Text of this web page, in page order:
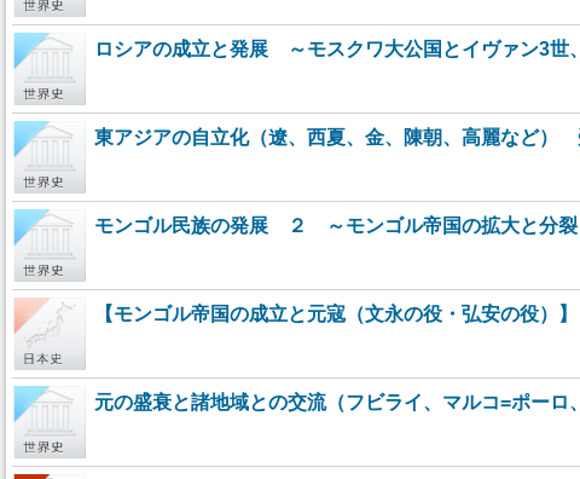
ロシアの成立と発展 ～モスクワ大公国とイヴァン3
東アジアの自立化（遼、西夏、金、陳朝、高麗など
モンゴル民族の発展 ２ ～モンゴル帝国の拡大と分裂
【モンゴル帝国の成立と元寇（文永の役・弘安の役）
元の盛衰と諸地域との交流（フビライ、マルコ=ポー